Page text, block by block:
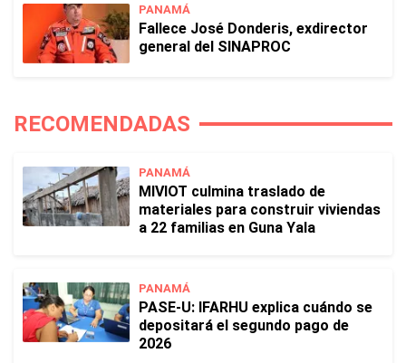
PANAMÁ
Fallece José Donderis, exdirector
general del SINAPROC
RECOMENDADAS
PANAMÁ
MIVIOT culmina traslado de
materiales para construir viviendas
a 22 familias en Guna Yala
PANAMÁ
PASE-U: IFARHU explica cuándo se
depositará el segundo pago de
2026